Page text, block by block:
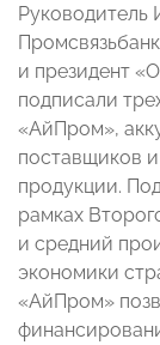
Руководитель
и президент
подписали
«АйПром»,
поставщиков
продукции.
рамках
и средний
экономики
«АйПром»